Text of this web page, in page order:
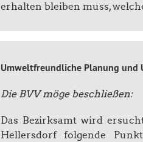
erhalten bleiben muss,
Umweltfreundliche Planung und
Die BVV möge beschließen:
Das Bezirksamt wird
Hellersdorf folgende